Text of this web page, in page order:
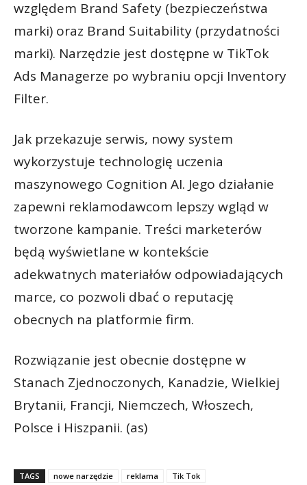
względem Brand Safety (bezpieczeństwa
marki) oraz Brand Suitability (przydatności
marki). Narzędzie jest dostępne w TikTok
Ads Managerze po wybraniu opcji Inventory
Filter.
Jak przekazuje serwis, nowy system
wykorzystuje technologię uczenia
maszynowego Cognition AI. Jego działanie
zapewni reklamodawcom lepszy wgląd w
tworzone kampanie. Treści marketerów
będą wyświetlane w kontekście
adekwatnych materiałów odpowiadających
marce, co pozwoli dbać o reputację
obecnych na platformie firm.
Rozwiązanie jest obecnie dostępne w
Stanach Zjednoczonych, Kanadzie, Wielkiej
Brytanii, Francji, Niemczech, Włoszech,
Polsce i Hiszpanii. (as)
TAGS nowe narzędzie reklama
Tik Tok